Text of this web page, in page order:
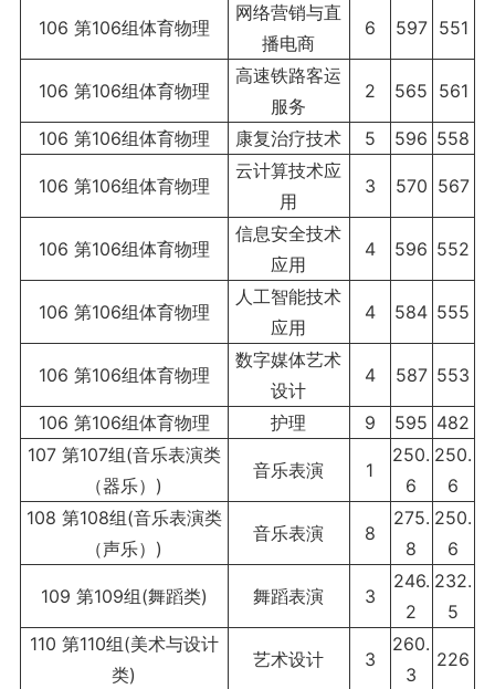
106 第106组体育物理
网络营销与直
播电商
6 597 551
106 第106组体育物理
高速铁路客运
服务
2 565 561
106 第106组体育物理 康复治疗技术 5 596 558
106 第106组体育物理
云计算技术应
用
3 570 567
106 第106组体育物理
信息安全技术
应用
4 596 552
106 第106组体育物理
人工智能技术
应用
4 584 555
106 第106组体育物理
数字媒体艺术
设计
4 587 553
106 第106组体育物理 护理 9 595 482
107 第107组(音乐表演类
（器乐）)
音乐表演 1
250.
6
250.
6
108 第108组(音乐表演类
（声乐）)
音乐表演 8
275.
8
250.
6
109 第109组(舞蹈类) 舞蹈表演 3
246.
2
232.
5
110 第110组(美术与设计
类)
艺术设计 3
260.
3
226